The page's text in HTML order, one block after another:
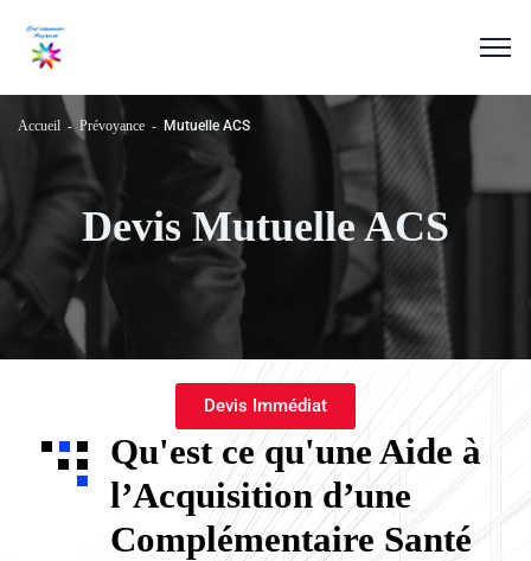
Devis Mutuelle ACS
Accueil Prévoyance Mutuelle ACS
Devis Immédiat
Qu'est ce qu'une Aide à
l’Acquisition d’une
Complémentaire Santé